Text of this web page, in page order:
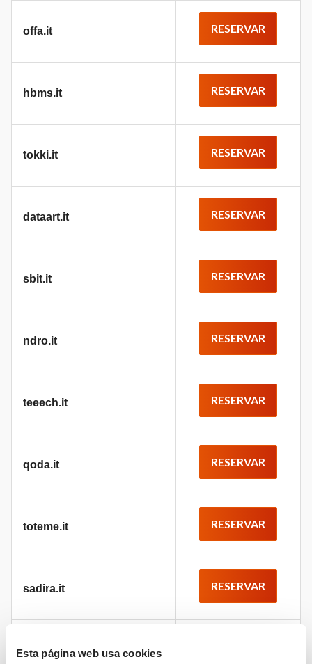
Esta página web usa cookies
offa.it RESERVAR
hbms.it RESERVAR
tokki.it RESERVAR
dataart.it RESERVAR
sbit.it RESERVAR
ndro.it RESERVAR
teeech.it RESERVAR
qoda.it RESERVAR
toteme.it RESERVAR
sadira.it RESERVAR
raducanu.it